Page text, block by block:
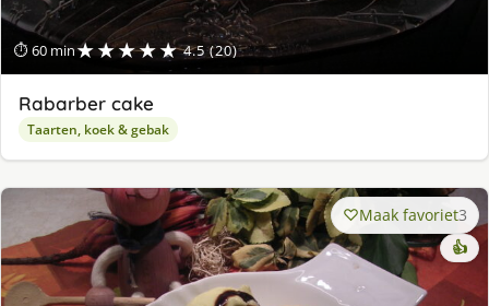
⏱ 60 min★★★★★ 4.5 (20)
Rabarber cake
Taarten, koek & gebak
Maak favoriet3
👍